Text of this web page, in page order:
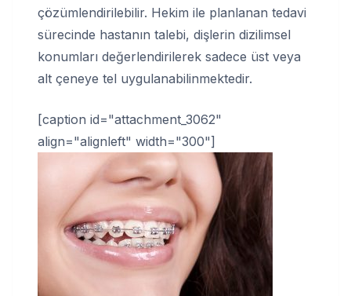
çözümlendirilebilir. Hekim ile planlanan tedavi
sürecinde hastanın talebi, dişlerin dizilimsel
konumları değerlendirilerek sadece üst veya
alt çeneye tel uygulanabilinmektedir.
[caption id="attachment_3062"
align="alignleft" width="300"]